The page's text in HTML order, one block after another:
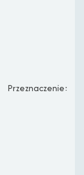
Przeznaczenie: